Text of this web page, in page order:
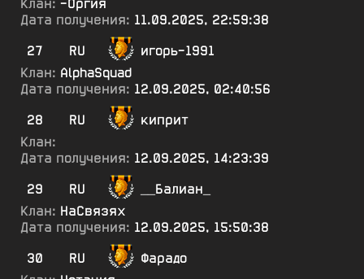
Клан: -Оргия
Дата получения: 11.09.2025, 22:59:38
27
RU
игорь-1991
Клан: AlphaSquad
Дата получения: 12.09.2025, 02:40:56
28
RU
киприт
Клан:
Дата получения: 12.09.2025, 14:23:39
29
RU
__Балиан_
Клан: НаСвязях
Дата получения: 12.09.2025, 15:50:38
30
RU
Фарадо